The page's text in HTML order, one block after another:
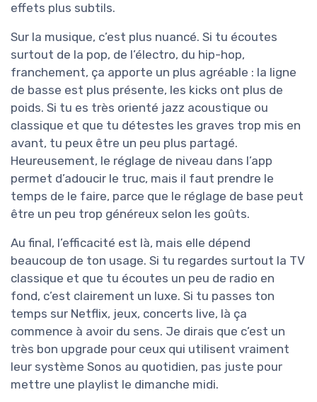
effets plus subtils.
Sur la musique, c’est plus nuancé. Si tu écoutes
surtout de la pop, de l’électro, du hip-hop,
franchement, ça apporte un plus agréable : la ligne
de basse est plus présente, les kicks ont plus de
poids. Si tu es très orienté jazz acoustique ou
classique et que tu détestes les graves trop mis en
avant, tu peux être un peu plus partagé.
Heureusement, le réglage de niveau dans l’app
permet d’adoucir le truc, mais il faut prendre le
temps de le faire, parce que le réglage de base peut
être un peu trop généreux selon les goûts.
Au final, l’efficacité est là, mais elle dépend
beaucoup de ton usage. Si tu regardes surtout la TV
classique et que tu écoutes un peu de radio en
fond, c’est clairement un luxe. Si tu passes ton
temps sur Netflix, jeux, concerts live, là ça
commence à avoir du sens. Je dirais que c’est un
très bon upgrade pour ceux qui utilisent vraiment
leur système Sonos au quotidien, pas juste pour
mettre une playlist le dimanche midi.